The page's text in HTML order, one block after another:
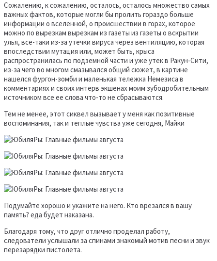
Сожалению, к сожалению, осталось, осталось множество самых
важных фактов, которые могли бы пролить гораздо больше
информации о вселенной, о происшествии в горах, которое
можно по вырезкам вырезкам из газеты из газеты о вскрытии
улья, все-таки из-за утечки вируса через вентиляцию, которая
впоследствии мутация или, может быть, крыса
распространилась по подземной части и уже утек в Ракун-Сити,
из-за чего во многом смазывался общий сюжет, в картине
нашелся фургон-зомби и маленькая тележка Немезиса в
комментариях и своих интерв экшенах моим зубодробительным
источником все ее слова что-то не сбрасываются.
Тем не менее, этот сиквел вызывает у меня как позитивные
воспоминания, так и теплые чувства уже сегодня, Майки
Подумайте хорошо и укажите на него. Кто врезался в вашу
память? еда будет наказана.
Благодаря тому, что друг отлично проделал работу,
следователи услышали за спинами знакомый мотив песни и звук
перезарядки пистолета.